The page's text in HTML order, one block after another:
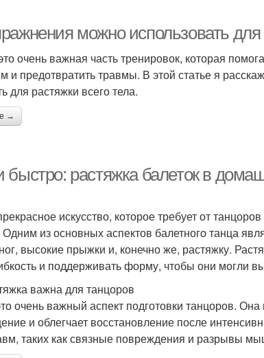
можно использовать для
очень важная часть тренировок, которая
и предотвратить травмы. В этой статье я
для растяжки всего тела.
→
быстро: растяжка балеток в
искусство, которое требует от
из основных аспектов балетного танца
высокие прыжки и, конечно же, растяжку.
и поддерживать форму, чтобы они могли
важна для танцоров
очень важный аспект подготовки танцоров.
и облегчает восстановление после
таких как связные повреждения и разрывы